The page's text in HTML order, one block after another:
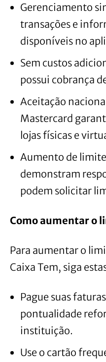
Gerenciamento
transações e
disponíveis no
Sem custos
possui cobrança
Aceitação
Mastercard
lojas físicas e
Aumento de
demonstram
podem solicitar
Como aumentar o
Para aumentar o
Caixa Tem, siga
Pague suas
pontualidade
instituição.
Use o cartão